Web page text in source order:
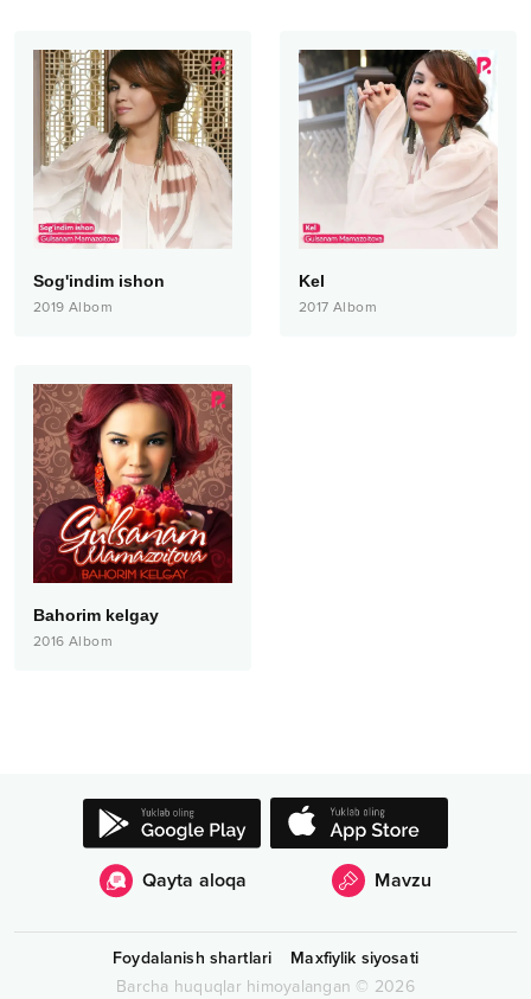
Sog'indim ishon
2019 Albom
Kel
2017 Albom
Bahorim kelgay
2016 Albom
Qayta aloqa Mavzu
Foydalanish shartlari
Maxfiylik siyosati
Barcha huquqlar himoyalangan © 2026